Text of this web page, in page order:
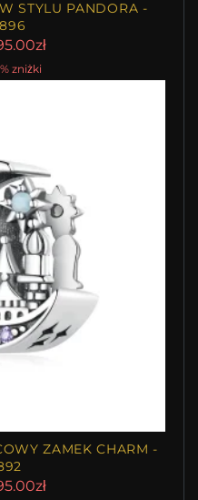
STYLU PANDORA -
zniżki
ZAMEK CHARM -